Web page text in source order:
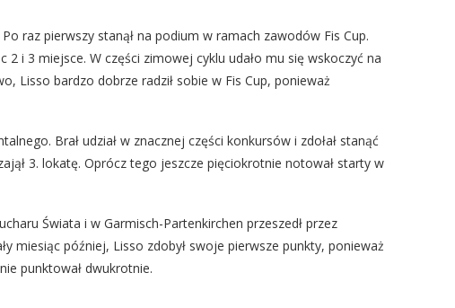
raz pierwszy stanął na podium w ramach zawodów Fis Cup.
i 3 miejsce. W części zimowej cyklu udało mu się wskoczyć na
Lisso bardzo dobrze radził sobie w Fis Cup, ponieważ
Brał udział w znacznej części konkursów i zdołał stanąć
3. lokatę. Oprócz tego jeszcze pięciokrotnie notował starty w
Świata i w Garmisch-Partenkirchen przeszedł przez
miesiąc później, Lisso zdobył swoje pierwsze punkty, ponieważ
punktował dwukrotnie.